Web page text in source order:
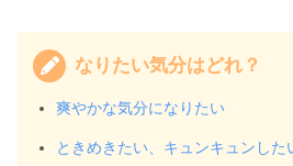
なりたい気分はどれ？
爽やかな気分になりたい
ときめきたい、キュンキュンした